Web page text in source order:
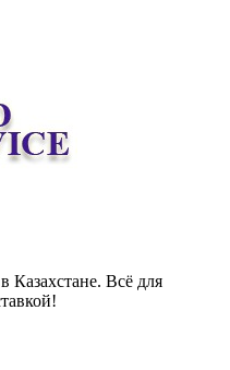
Казахстане. Всё для